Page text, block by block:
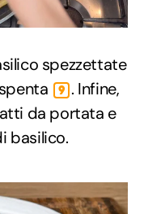
spezzettate
9 . Infine,
da portata e
basilico.